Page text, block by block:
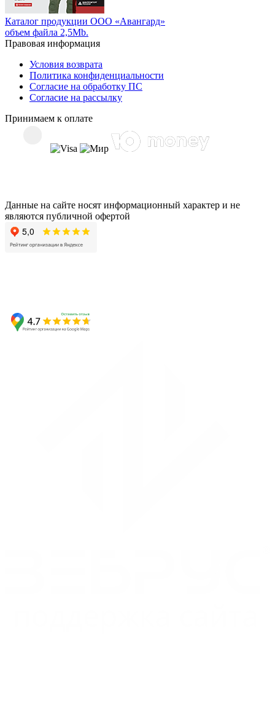
Каталог продукции ООО «Авангард»
объем файла 2,5Mb.
Правовая информация
Условия возврата
Политика конфиденциальности
Согласие на обработку ПС
Согласие на рассылку
Принимаем к оплате
Данные на сайте носят информационный характер и не
являются публичной офертой